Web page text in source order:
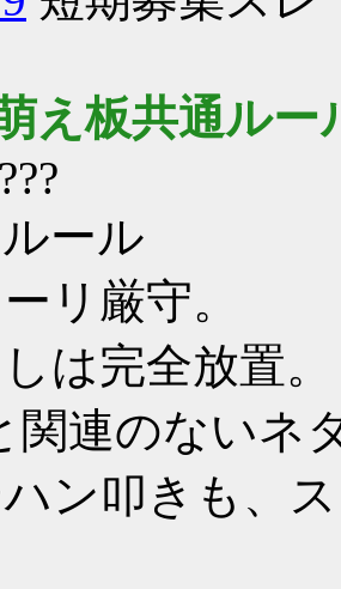
え板共通ルー
ール
リ厳守。
は完全放置。
関連のない
ハン叩きも、